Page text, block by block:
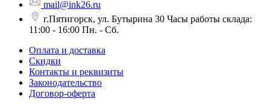
mail@ink26.ru
г.Пятигорск, ул. Бутырина 30 Часы работы склада:
11:00 - 16:00 Пн. - Сб.
Оплата и доставка
Скидки
Контакты и реквизиты
Законодательство
Договор-оферта